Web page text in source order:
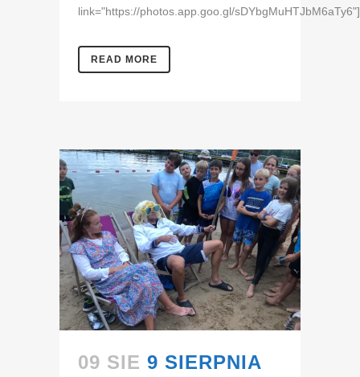
link="https://photos.app.goo.gl/
READ MORE
09 SIE 9 SIERPNIA